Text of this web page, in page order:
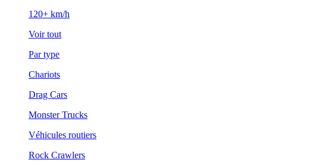
120+ km/h
Voir tout
Par type
Chariots
Drag Cars
Monster Trucks
Véhicules routiers
Rock Crawlers